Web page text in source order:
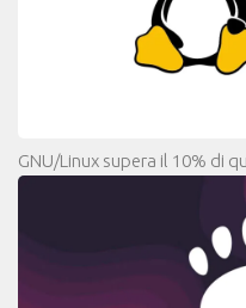
GNU/Linux supera il 10% di